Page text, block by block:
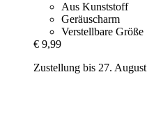
Aus Kunststoff
Geräuscharm
Verstellbare Größe
€ 9,99
Zustellung bis 27. August